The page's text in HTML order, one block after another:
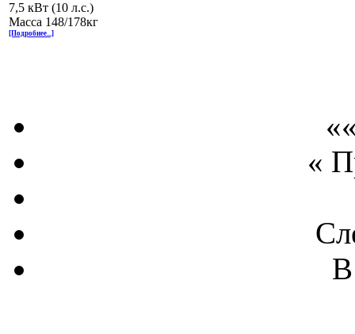
7,5 кВт (10 л.с.)
Масса 148/178кг
[Подробнее...]
«